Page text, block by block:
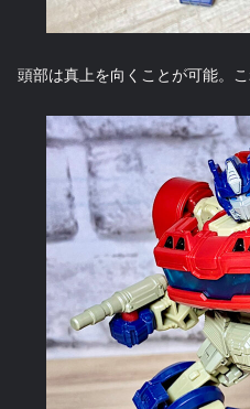
頭部は真上を向くことが可能。こ